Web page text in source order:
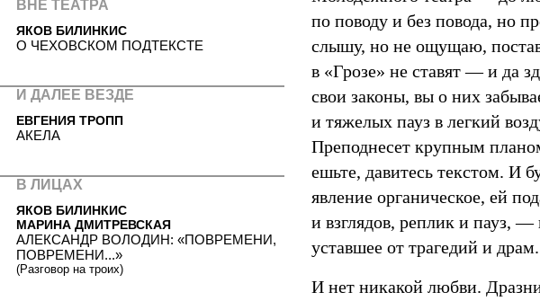
по поводу и без повода, но
слышу, но не ощущаю,
в «Грозе» не ставят — и да
свои законы, вы о них
и тяжелых пауз в легкий
Преподнесет крупным
ешьте, давитесь текстом. И
явление органическое, ей
и взглядов, реплик и пауз,
уставшее от трагедий и драм.
И нет никакой любви.
ВНЕ ТЕАТРА
ЯКОВ БИЛИНКИС
О ЧЕХОВСКОМ ПОДТЕКСТЕ
И ДАЛЕЕ ВЕЗДЕ
ЕВГЕНИЯ ТРОПП
АКЕЛА
В ЛИЦАХ
ЯКОВ БИЛИНКИС
МАРИНА ДМИТРЕВСКАЯ
АЛЕКСАНДР ВОЛОДИН: «ПОВРЕМЕНИ,
ПОВРЕМЕНИ...»
(Разговор на троих)